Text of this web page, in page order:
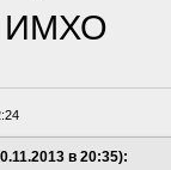
ИМХО
в 20:35):